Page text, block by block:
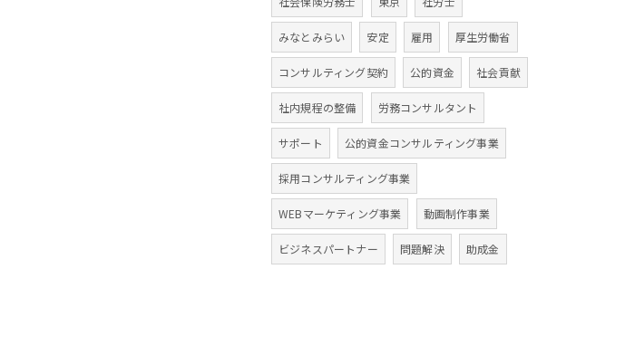
みなとみらい 安定 雇用 厚生労働省
コンサルティング契約 公的資金 社会貢献
社内規程の整備 労務コンサルタント
サポート 公的資金コンサルティング事業
採用コンサルティング事業
WEBマーケティング事業 動画制作事業
ビジネスパートナー 問題解決 助成金